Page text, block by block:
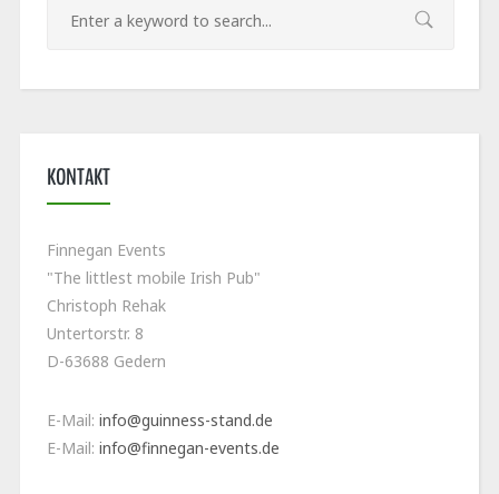
KONTAKT
Finnegan Events
"The littlest mobile Irish Pub"
Christoph Rehak
Untertorstr. 8
D-63688 Gedern
E-Mail: info@guinness-stand.de
E-Mail: info@finnegan-events.de